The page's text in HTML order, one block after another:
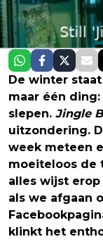
De winter
maar één
slepen. Jingle
uitzondering.
week meteen
moeiteloos de
alles wijst
als we afgaan
klinkt het